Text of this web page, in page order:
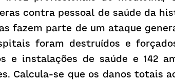
contra pessoal de saúde da
fazem parte de um ataque
foram destruídos e
e instalações de saúde e 142
Calcula-se que os danos totais